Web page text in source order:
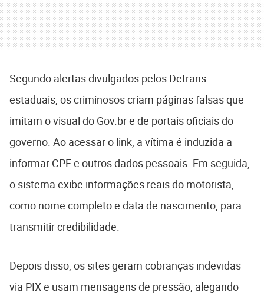
Segundo alertas divulgados pelos Detrans
estaduais, os criminosos criam páginas falsas que
imitam o visual do Gov.br e de portais oficiais do
governo. Ao acessar o link, a vítima é induzida a
informar CPF e outros dados pessoais. Em seguida,
o sistema exibe informações reais do motorista,
como nome completo e data de nascimento, para
transmitir credibilidade.
Depois disso, os sites geram cobranças indevidas
via PIX e usam mensagens de pressão, alegando